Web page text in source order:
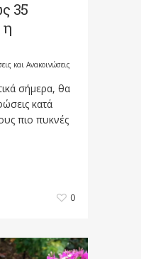
35
η
και Ανακοινώσεις
σήμερα, θα
κατά
πιο πυκνές
0